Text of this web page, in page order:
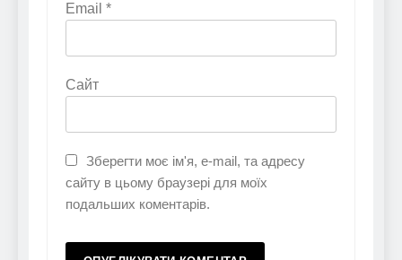
Email *
Сайт
Зберегти моє ім'я, e-mail, та адресу
сайту в цьому браузері для моїх
подальших коментарів.